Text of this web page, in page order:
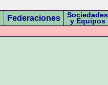
Federaciones Sociedades
y Equipos